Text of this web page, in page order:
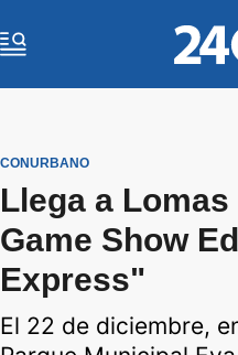
CONURBANO
Llega a
Game Show
Express"
El 22 de diciembre,